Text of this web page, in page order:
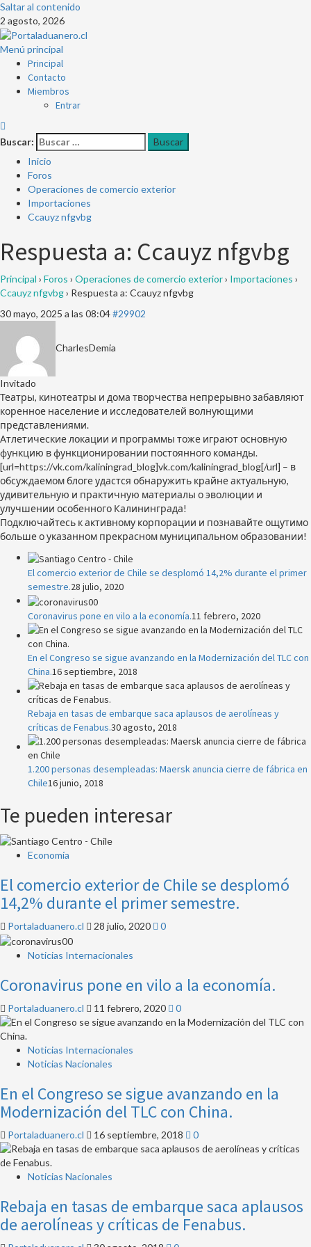
Saltar al contenido
2 agosto, 2026
Menú principal
Principal
Contacto
Miembros
Entrar
Buscar:
Inicio
Foros
Operaciones de comercio exterior
Importaciones
Ccauyz nfgvbg
Respuesta a: Ccauyz nfgvbg
Principal › Foros › Operaciones de comercio exterior› Importaciones ›
Ccauyz nfgvbg› Respuesta a: Ccauyz nfgvbg
30 mayo, 2025 a las 08:04#29902
CharlesDemia
Invitado
Театры, кинотеатры и дома творчества непрерывно забавляют
коренное население и исследователей волнующими
представлениями.
Атлетические локации и программы тоже играют основную
функцию в функционировании постоянного команды.
[url=https://vk.com/kaliningrad_blog]vk.com/kaliningrad_blog[/url] – в
обсуждаемом блоге удастся обнаружить крайне актуальную,
удивительную и практичную материалы о эволюции и
улучшении особенного Калининграда!
Подключайтесь к активному корпорации и познавайте ощутимо
больше о указанном прекрасном муниципальном образовании!
El comercio exterior de Chile se desplomó 14,2% durante el primer
semestre.28 julio, 2020
Coronavirus pone en vilo a la economía.11 febrero, 2020
En el Congreso se sigue avanzando en la Modernización del TLC con
China.16 septiembre, 2018
Rebaja en tasas de embarque saca aplausos de aerolíneas y
críticas de Fenabus.30 agosto, 2018
1.200 personas desempleadas: Maersk anuncia cierre de fábrica en
Chile16 junio, 2018
Te pueden interesar
Economía
El comercio exterior de Chile se desplomó
14,2% durante el primer semestre.
Portaladuanero.cl 28 julio, 2020 0
Noticias Internacionales
Coronavirus pone en vilo a la economía.
Portaladuanero.cl 11 febrero, 2020 0
Noticias Internacionales
Noticias Nacionales
En el Congreso se sigue avanzando en la
Modernización del TLC con China.
Portaladuanero.cl 16 septiembre, 2018 0
Noticias Nacionales
Rebaja en tasas de embarque saca aplausos
de aerolíneas y críticas de Fenabus.